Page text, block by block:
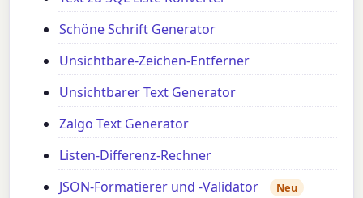
Schöne Schrift Generator
Unsichtbare-Zeichen-Entferner
Unsichtbarer Text Generator
Zalgo Text Generator
Listen-Differenz-Rechner
JSON-Formatierer und -Validator
Neu